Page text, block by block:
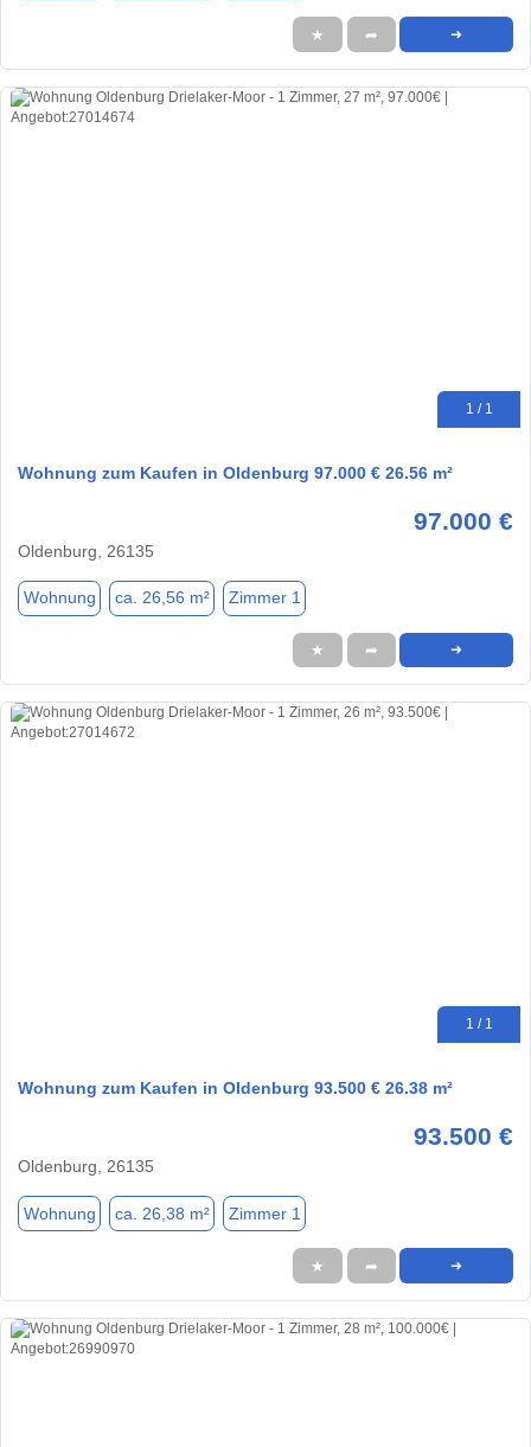
★ ➦ ➜
1 / 1
Wohnung zum Kaufen in Oldenburg 97.000 € 26.56 m²
97.000 €
Oldenburg, 26135
Wohnung ca. 26,56 m² Zimmer 1
★ ➦ ➜
1 / 1
Wohnung zum Kaufen in Oldenburg 93.500 € 26.38 m²
93.500 €
Oldenburg, 26135
Wohnung ca. 26,38 m² Zimmer 1
★ ➦ ➜